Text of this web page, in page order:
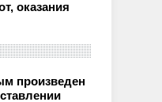
оказания
произведен